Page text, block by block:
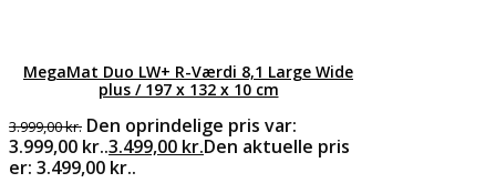
MegaMat Duo LW+ R-Værdi 8,1 Large Wide
plus / 197 x 132 x 10 cm
3.999,00kr. Den oprindelige pris var:
3.999,00 kr..3.499,00 kr.Den aktuelle pris
er: 3.499,00 kr..